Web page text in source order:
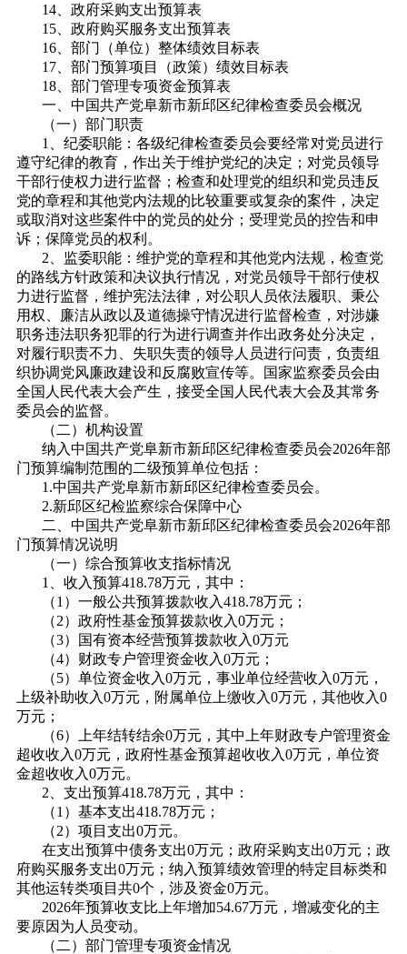
14、政府采购支出预算表
15、政府购买服务支出预算表
16、部门（单位）整体绩效目标表
17、部门预算项目（政策）绩效目标表
18、部门管理专项资金预算表
一、 中国共产党阜新市新邱区纪律检查委员会概况
（一）部门职责
1、纪委职能：各级纪律检查委员会要经常对党员进行
遵守纪律的教育，作出关于维护党纪的决定；对党员领导
干部行使权力进行监督；检查和处理党的组织和党员违反
党的章程和其他党内法规的比较重要或复杂的案件，决定
或取消对这些案件中的党员的处分；受理党员的控告和申
诉；保障党员的权利。
2、监委职能：维护党的章程和其他党内法规，检查党
的路线方针政策和决议执行情况，对党员领导干部行使权
力进行监督，维护宪法法律，对公职人员依法履职、秉公
用权、廉洁从政以及道德操守情况进行监督检查，对涉嫌
职务违法职务犯罪的行为进行调查并作出政务处分决定，
对履行职责不力、失职失责的领导人员进行问责，负责组
织协调党风廉政建设和反腐败宣传等。国家监察委员会由
全国人民代表大会产生，接受全国人民代表大会及其常务
委员会的监督。
（二）机构设置
纳入中国共产党阜新市新邱区纪律检查委员会2026年部
门预算编制范围的二级预算单位包括：
1.中国共产党阜新市新邱区纪律检查委员会。
2.新邱区纪检监察综合保障中心
二、中国共产党阜新市新邱区纪律检查委员会2026年部
门预算情况说明
（一）综合预算收支指标情况
1、收入预算418.78万元，其中：
（1）一般公共预算拨款收入418.78万元；
（2）政府性基金预算拨款收入0万元；
（3）国有资本经营预算拨款收入0万元
（4）财政专户管理资金收入0万元；
（5）单位资金收入0万元，事业单位经营收入0万元，
上级补助收入0万元，附属单位上缴收入0万元，其他收入0
万元；
（6）上年结转结余0万元，其中上年财政专户管理资金
超收收入0万元，政府性基金预算超收收入0万元，单位资
金超收收入0万元。
2、支出预算418.78万元，其中：
（1）基本支出418.78万元；
（2）项目支出0万元。
在支出预算中债务支出0万元；政府采购支出0万元；政
府购买服务支出0万元；纳入预算绩效管理的特定目标类和
其他运转类项目共0个，涉及资金0万元。
2026年预算收支比上年增加54.67万元，增减变化的主
要原因为人员变动。
（二）部门管理专项资金情况